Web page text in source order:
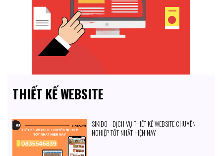
THIẾT KẾ WEBSITE
SIKIDO - DỊCH VỤ THIẾT KẾ WEBSITE CHUYÊN
NGHIỆP TỐT NHẤT HIỆN NAY